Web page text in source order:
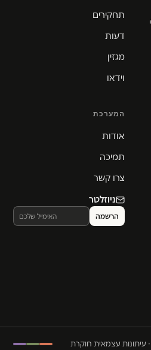
תחקירים
דעות
מגזין
וידאו
המערכת
אודות
תמיכה
צרו קשר
ניוזלטר